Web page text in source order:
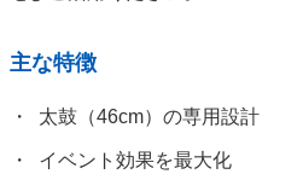
主な特徴
太鼓（46cm）の専用設計
イベント効果を最大化